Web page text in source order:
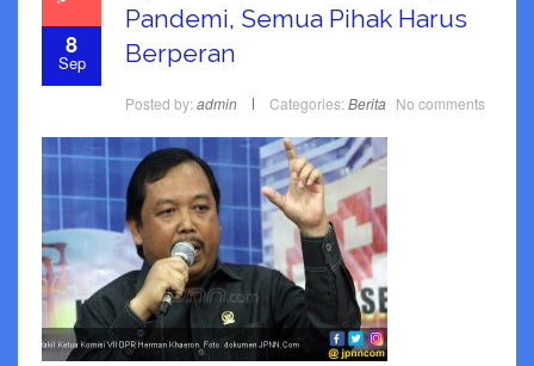
8
Sep
Pandemi, Semua Pihak Harus
Berperan
Posted by: admin Categories: Berita No comments